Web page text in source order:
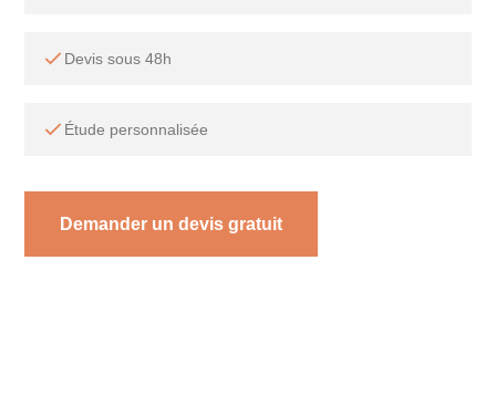
Devis sous 48h
Étude personnalisée
Demander un devis gratuit